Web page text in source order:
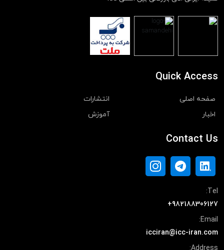
Quick Access
صفحه اصلی
انتشارات
اخبار
آموزش
Contact Us
Tel:
+982188306127
Email:
icciran@icc-iran.com